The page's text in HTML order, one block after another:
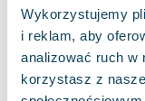
Wykorzystujemy
i reklam, aby
analizować ruch w
korzystasz z
5.01zł jak nowa
17.98złtaniej o12.97zł
Jak
Greg,